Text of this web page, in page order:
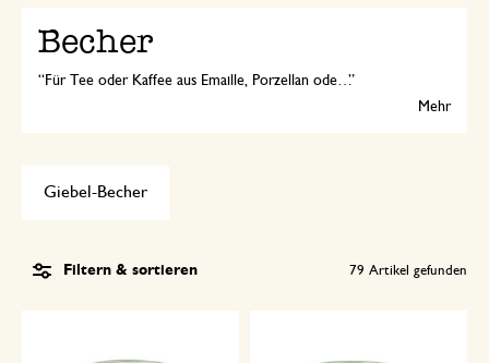
Becher
Für Tee oder Kaffee aus Emaille, Porzellan oder Steingut, weiß oder farbig: Bei Dille & Kamille finden Sie garantiert Ihren neuen Lieblingsbecher oder Ihre Lieblingstasse!
Mehr
Giebel-Becher
Filtern & sortieren 79 Artikel gefunden